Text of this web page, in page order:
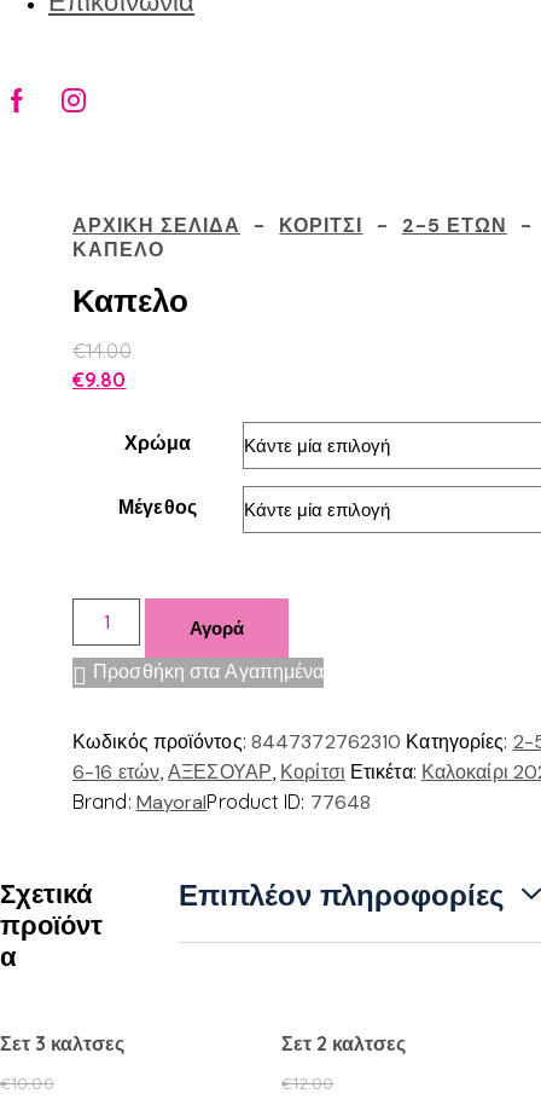
ΑΡΧΙΚΉ ΣΕΛΊΔΑ ΚΟΡΊΤΣΙ
2-5 ΕΤΏΝ
ΚΑΠΕΛΟ
Καπελο
€14.00
€9.80
Χρώμα
Μέγεθος
Αγορά
Προσθήκη στα Αγαπημένα
Κωδικός προϊόντος: 8447372762310 Κατηγορίες: 2-
6-16 ετών,ΑΞΕΣΟΥΑΡ Κορίτσι Ετικέτα: Καλοκαίρι
Brand: MayoralProduct ID: 77648
Επιπλέον πληροφορίες
Σχετικά
προϊόντ
α
Σετ 3 καλτσες
€10.00
Σετ 2 καλτσες
€12.00